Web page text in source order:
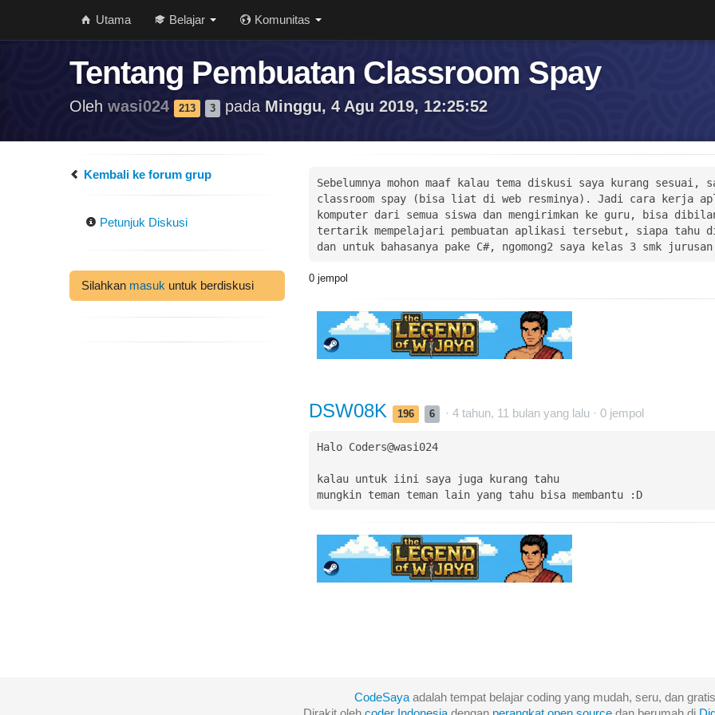
Utama Belajar Komunitas
Tentang Pembuatan Classroom Spay
Oleh wasi024 213 3 pada Minggu, 4 Agu 2019, 12:25:52
Kembali ke forum grup
Petunjuk Diskusi
Silahkan masuk untuk berdiskusi
Sebelumnya mohon maaf kalau tema diskusi saya kurang sesuai,
classroom spay (bisa liat di web resminya). Jadi cara kerja
komputer dari semua siswa dan mengirimkan ke guru, bisa
tertarik mempelajari pembuatan aplikasi tersebut, siapa tahu
dan untuk bahasanya pake C#, ngomong2 saya kelas 3 smk
0 jempol
DSW08K 196 6 · 4 tahun, 11 bulan yang lalu · 0 jempol
Halo Coders@wasi024
kalau untuk iini saya juga kurang tahu
mungkin teman teman lain yang tahu bisa membantu :D
CodeSayaadalah tempat belajar coding yang mudah, seru, dan